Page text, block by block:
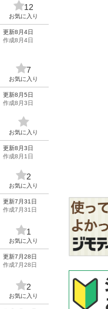
12
お気に入り
更新8月4日
作成8月4日
7
お気に入り
更新8月5日
作成8月3日
お気に入り
更新8月3日
作成8月1日
2
お気に入り
更新7月31日
作成7月31日
1
お気に入り
更新7月28日
作成7月28日
2
お気に入り